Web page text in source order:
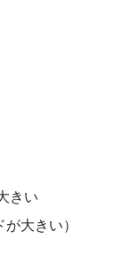
きい
大きい）